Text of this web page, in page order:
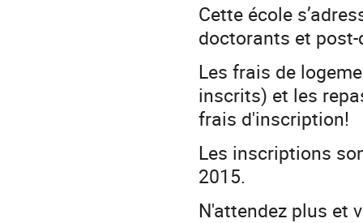
Cette école
doctorants et
Les frais de
inscrits) et les
frais d'inscription!
Les inscriptions
2015.
N'attendez plus et